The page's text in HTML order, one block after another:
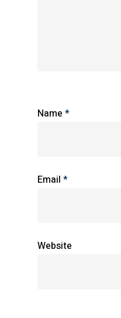
Name *
Email *
Website